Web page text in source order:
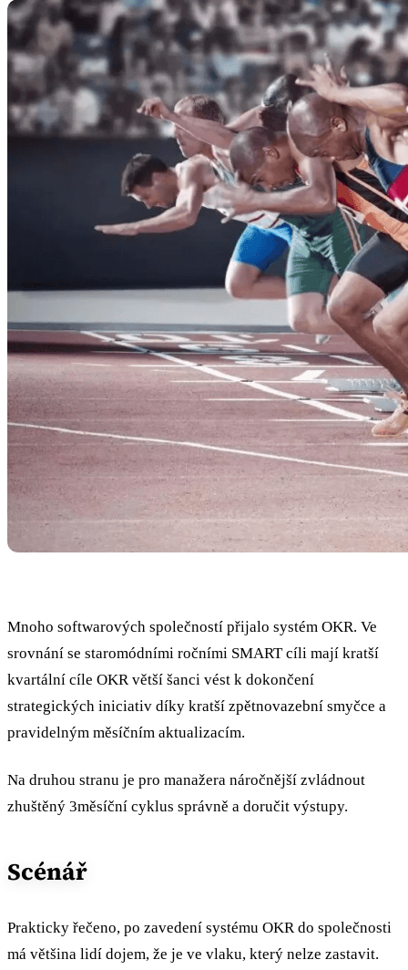
Mnoho softwarových společností přijalo systém OKR. Ve
srovnání se staromódními ročními SMART cíli mají kratší
kvartální cíle OKR větší šanci vést k dokončení
strategických iniciativ díky kratší zpětnovazební smyčce a
pravidelným měsíčním aktualizacím.
Na druhou stranu je pro manažera náročnější zvládnout
zhuštěný 3měsíční cyklus správně a doručit výstupy.
Scénář
Prakticky řečeno, po zavedení systému OKR do společnosti
má většina lidí dojem, že je ve vlaku, který nelze zastavit.